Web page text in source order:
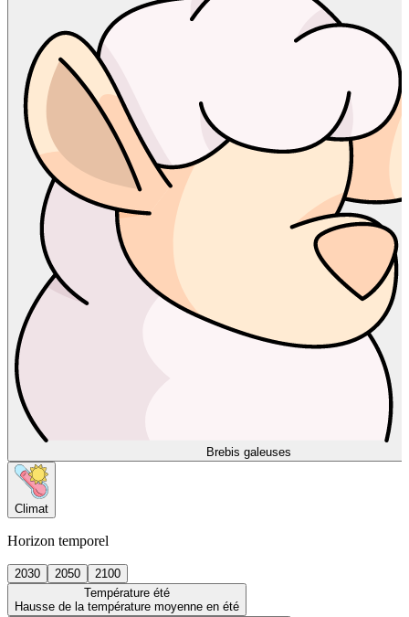
Brebis galeuses
Climat
Horizon temporel
2030 2050
2100
Température été
Hausse de la température moyenne en été